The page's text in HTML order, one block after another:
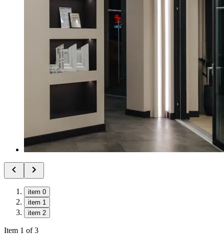
item 0
item 1
item 2
Item 1 of 3